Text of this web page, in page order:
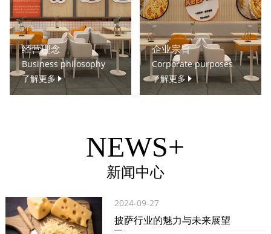
经营理念
Business philosophy
了解更多
企业宗旨
Corporate purposes
了解更多
NEWS+
新闻中心
2024-09-27
披萨行业的魅力与未来展望